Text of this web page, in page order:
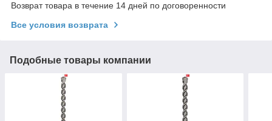
Возврат товара в течение 14 дней по договоренности
Все условия возврата
Подобные товары компании